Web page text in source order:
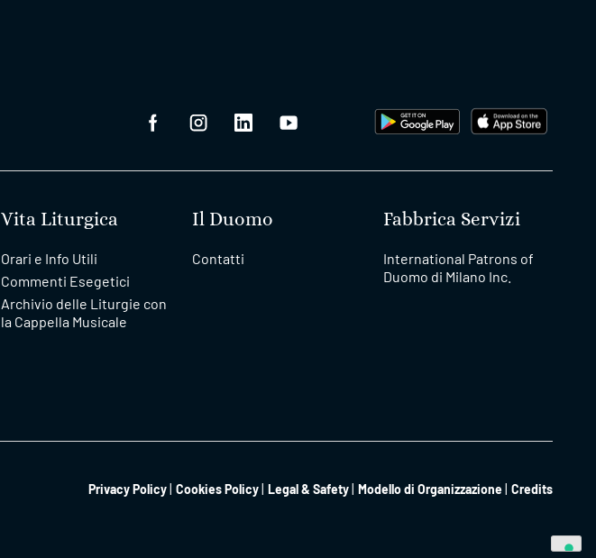
Vita Liturgica
Orari e Info Utili
Commenti Esegetici
Archivio delle Liturgie con
la Cappella Musicale
Il Duomo
Contatti
Fabbrica Servizi
International Patrons of
Duomo di Milano Inc.
Privacy Policy Cookies Policy Legal & Safety Modello di Organizzazione Credits